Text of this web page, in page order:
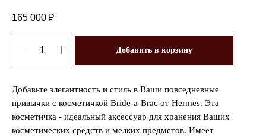
165 000 ₽
Добавить в корзину
Добавьте элегантность и стиль в Ваши повседневные
привычки с косметичкой Bride-a-Brac от Hermes. Эта
косметичка - идеальный аксессуар для хранения Ваших
косметических средств и мелких предметов. Имеет